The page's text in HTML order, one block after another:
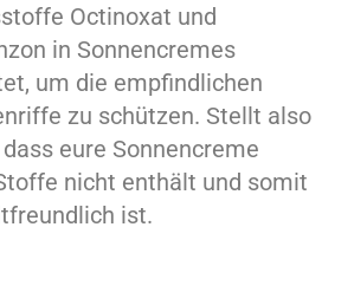
Octinoxat und
in Sonnencremes
um die empfindlichen
zu schützen. Stellt also
eure Sonnencreme
nicht enthält und somit
ist.